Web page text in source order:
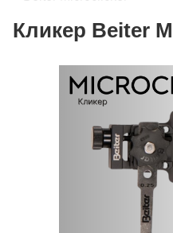
Кликер Beiter